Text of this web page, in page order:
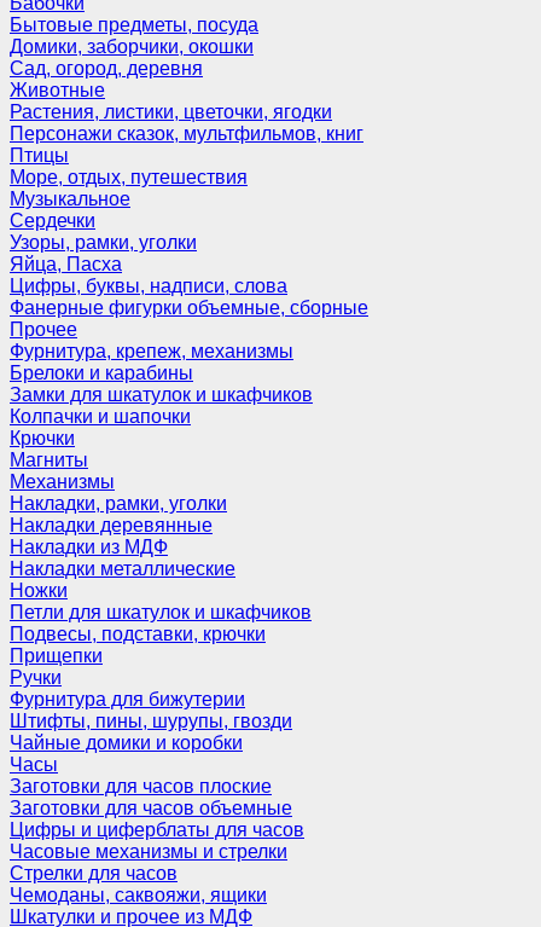
Бытовые предметы, посуда
Домики, заборчики, окошки
Сад, огород, деревня
Животные
Растения, листики, цветочки, ягодки
Персонажи сказок, мультфильмов, книг
Птицы
Море, отдых, путешествия
Музыкальное
Сердечки
Узоры, рамки, уголки
Яйца, Пасха
Цифры, буквы, надписи, слова
Фанерные фигурки объемные, сборные
Прочее
Фурнитура, крепеж, механизмы
Брелоки и карабины
Замки для шкатулок и шкафчиков
Колпачки и шапочки
Крючки
Магниты
Механизмы
Накладки, рамки, уголки
Накладки деревянные
Накладки из МДФ
Накладки металлические
Ножки
Петли для шкатулок и шкафчиков
Подвесы, подставки, крючки
Прищепки
Ручки
Фурнитура для бижутерии
Штифты, пины, шурупы, гвозди
Чайные домики и коробки
Часы
Заготовки для часов плоские
Заготовки для часов объемные
Цифры и циферблаты для часов
Часовые механизмы и стрелки
Стрелки для часов
Чемоданы, саквояжи, ящики
Шкатулки и прочее из МДФ